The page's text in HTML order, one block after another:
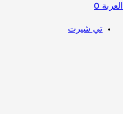
العربة 0
تي شيرت